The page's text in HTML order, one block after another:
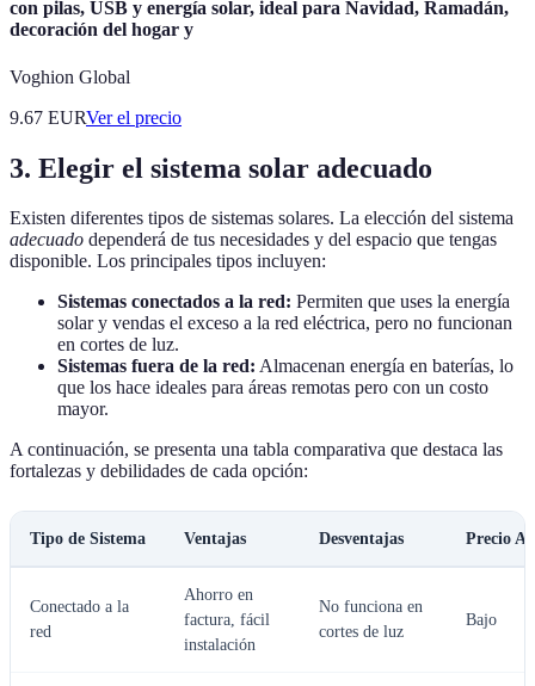
con pilas, USB y energía solar, ideal para Navidad, Ramadán,
decoración del hogar y
Voghion Global
9.67 EURVer el precio
3. Elegir el sistema solar adecuado
Existen diferentes tipos de sistemas solares. La elección del sistema
adecuado dependerá de tus necesidades y del espacio que tengas
disponible. Los principales tipos incluyen:
Sistemas conectados a la red: Permiten que uses la energía
solar y vendas el exceso a la red eléctrica, pero no funcionan
en cortes de luz.
Sistemas fuera de la red: Almacenan energía en baterías, lo
que los hace ideales para áreas remotas pero con un costo
mayor.
A continuación, se presenta una tabla comparativa que destaca las
fortalezas y debilidades de cada opción:
Tipo de Sistema Ventajas Desventajas Precio
Conectado a la
red
Ahorro en
factura, fácil
instalación
No funciona en
cortes de luz
Bajo